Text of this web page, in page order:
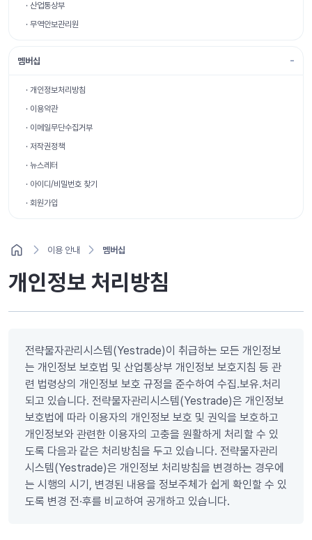
· 산업통상부
· 무역안보관리원
멤버십
· 개인정보처리방침
· 이용약관
· 이메일무단수집거부
· 저작권정책
· 뉴스레터
· 아이디/비밀번호 찾기
· 회원가입
이용 안내 멤버십
개인정보 처리방침
전략물자관리시스템(Yestrade)이 취급하는 모든 개인정보
는 개인정보 보호법 및 산업통상부 개인정보 보호지침 등 관
련 법령상의 개인정보 보호 규정을 준수하여 수집․보유․처리
되고 있습니다. 전략물자관리시스템(Yestrade)은 개인정보
보호법에 따라 이용자의 개인정보 보호 및 권익을 보호하고
개인정보와 관련한 이용자의 고충을 원활하게 처리할 수 있
도록 다음과 같은 처리방침을 두고 있습니다. 전략물자관리
시스템(Yestrade)은 개인정보 처리방침을 변경하는 경우에
는 시행의 시기, 변경된 내용을 정보주체가 쉽게 확인할 수 있
도록 변경 전·후를 비교하여 공개하고 있습니다.